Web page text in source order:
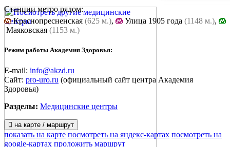
Станции метро рядом:
Краснопресненская (625 м.), Улица 1905 года (1148 м.),
Маяковская (1153 м.)
Режим работы Академия Здоровья:
E-mail: info@akzd.ru
Сайт: pro-uro.ru (официальный сайт центра Академия
Здоровья)
Разделы: Медицинские центры
на карте / маршрут
показать на карте посмотреть на яндекс-картах посмотреть на
google-картах проложить маршрут